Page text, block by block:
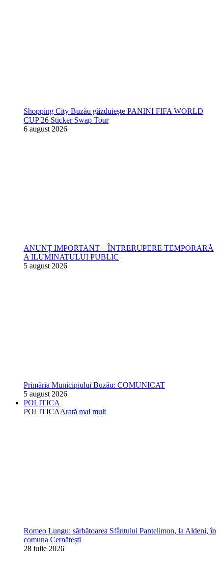
Shopping City Buzău găzduiește PANINI FIFA WORLD
CUP 26 Sticker Swap Tour
6 august 2026
ANUNȚ IMPORTANT – ÎNTRERUPERE TEMPORARĂ
A ILUMINATULUI PUBLIC
5 august 2026
Primăria Municipiului Buzău: COMUNICAT
5 august 2026
POLITICA
POLITICAArată mai mult
Romeo Lungu: sărbătoarea Sfântului Pantelimon, la Aldeni, în
comuna Cernătești
28 iulie 2026